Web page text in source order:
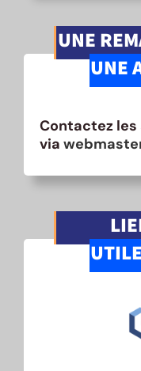
UNE
UNE
Contactez
via